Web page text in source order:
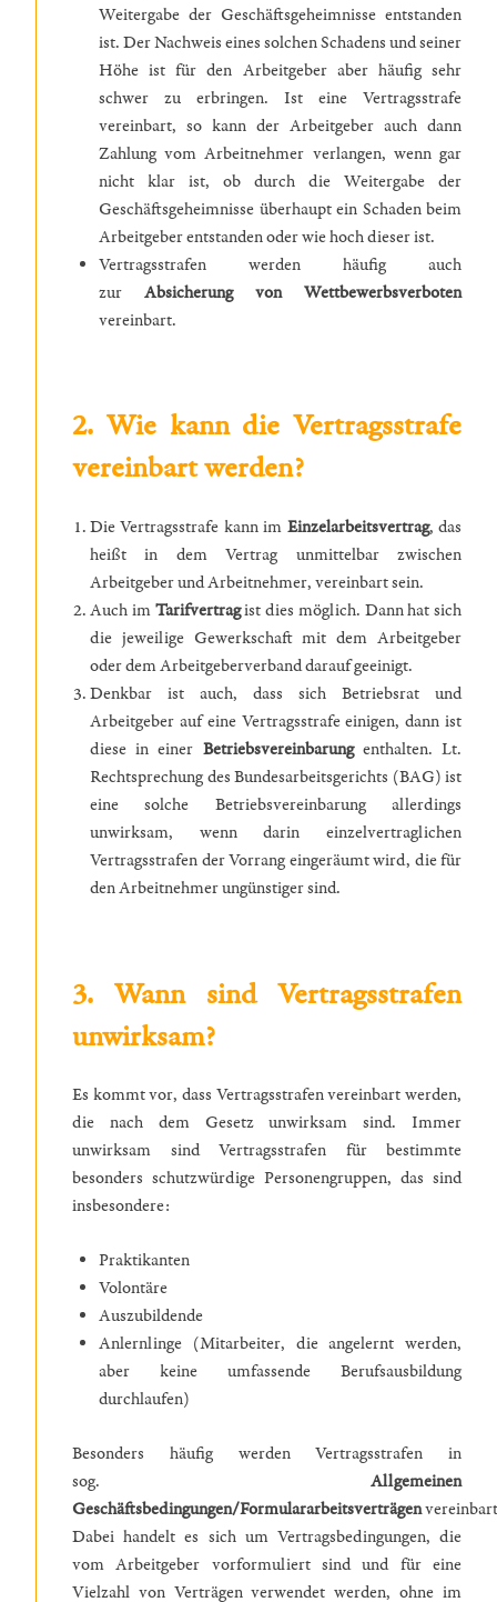
Weitergabe der Geschäftsgeheimnisse entstanden
ist. Der Nachweis eines solchen Schadens und seiner
Höhe ist für den Arbeitgeber aber häufig sehr
schwer zu erbringen. Ist eine Vertragsstrafe
vereinbart, so kann der Arbeitgeber auch dann
Zahlung vom Arbeitnehmer verlangen, wenn gar
nicht klar ist, ob durch die Weitergabe der
Geschäftsgeheimnisse überhaupt ein Schaden beim
Arbeitgeber entstanden oder wie hoch dieser ist.
Vertragsstrafen werden häufig auch
zur Absicherung von Wettbewerbsverboten
vereinbart.
2. Wie kann die Vertragsstrafe
vereinbart werden?
Die Vertragsstrafe kann im Einzelarbeitsvertrag, das
heißt in dem Vertrag unmittelbar zwischen
Arbeitgeber und Arbeitnehmer, vereinbart sein.
Auch imTarifvertragist dies möglich. Dann hat sich
die jeweilige Gewerkschaft mit dem Arbeitgeber
oder dem Arbeitgeberverband darauf geeinigt.
Denkbar ist auch, dass sich Betriebsrat und
Arbeitgeber auf eine Vertragsstrafe einigen, dann ist
diese in einer Betriebsvereinbarungenthalten. Lt.
Rechtsprechung des Bundesarbeitsgerichts (BAG) ist
eine solche Betriebsvereinbarung allerdings
unwirksam, wenn darin einzelvertraglichen
Vertragsstrafen der Vorrang eingeräumt wird, die für
den Arbeitnehmer ungünstiger sind.
3. Wann sind Vertragsstrafen
unwirksam?
Es kommt vor, dass Vertragsstrafen vereinbart werden,
die nach dem Gesetz unwirksam sind. Immer
unwirksam sind Vertragsstrafen für bestimmte
besonders schutzwürdige Personengruppen, das sind
insbesondere:
Praktikanten
Volontäre
Auszubildende
Anlernlinge (Mitarbeiter, die angelernt werden,
aber keine umfassende Berufsausbildung
durchlaufen)
Besonders häufig werden Vertragsstrafen in
sog. Allgemeinen
Geschäftsbedingungen/Formulararbeitsverträgen
Dabei handelt es sich um Vertragsbedingungen, die
vom Arbeitgeber vorformuliert sind und für eine
Vielzahl von Verträgen verwendet werden, ohne im